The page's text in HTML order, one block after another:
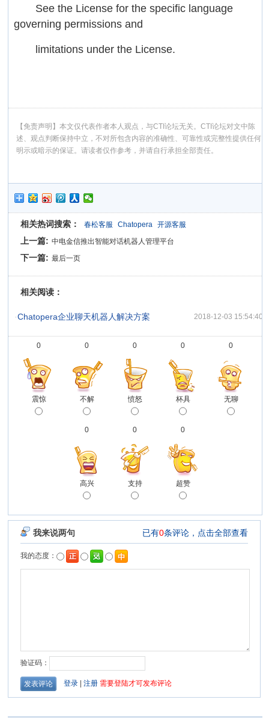
See the License for the specific language
governing permissions and
limitations under the License.
【免责声明】本文仅代表作者本人观点，与CTI论坛无关。CTI论坛对文中陈
述、观点判断保持中立，不对所包含内容的准确性、可靠性或完整性提供任何
明示或暗示的保证。请读者仅作参考，并请自行承担全部责任。
相关热词搜索： 春松客服 Chatopera 开源客服
上一篇: 中电金信推出智能对话机器人管理平台
下一篇: 最后一页
相关阅读：
·Chatopera企业聊天机器人解决方案 2018-12-03 15:54:40
0
震惊
0
不解
0
愤怒
0
杯具
0
无聊
0
高兴
0
支持
0
超赞